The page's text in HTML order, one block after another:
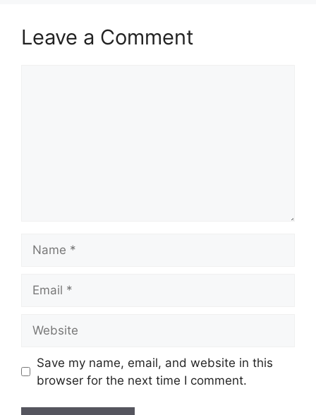
Leave a Comment
Save my name, email, and website in this
browser for the next time I comment.